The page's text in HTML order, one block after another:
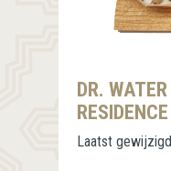
DR.
Laatst